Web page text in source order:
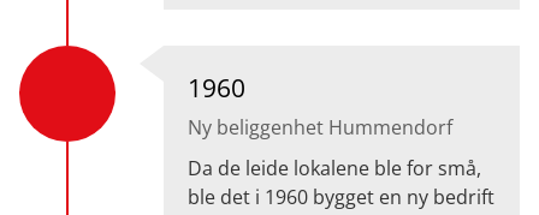
1960
Ny beliggenhet Hummendorf
Da de leide lokalene ble for små,
ble det i 1960 bygget en ny bedrift